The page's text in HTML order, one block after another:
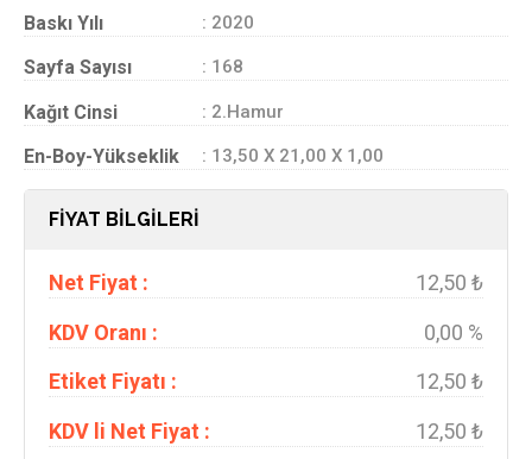
Baskı Yılı : 2020
Sayfa Sayısı : 168
Kağıt Cinsi : 2.Hamur
En-Boy-Yükseklik : 13,50 X 21,00 X 1,00
FİYAT BİLGİLERİ
Net Fiyat :
12,50 ₺
KDV Oranı :
0,00 %
Etiket Fiyatı :
12,50 ₺
KDV li Net Fiyat :
12,50 ₺